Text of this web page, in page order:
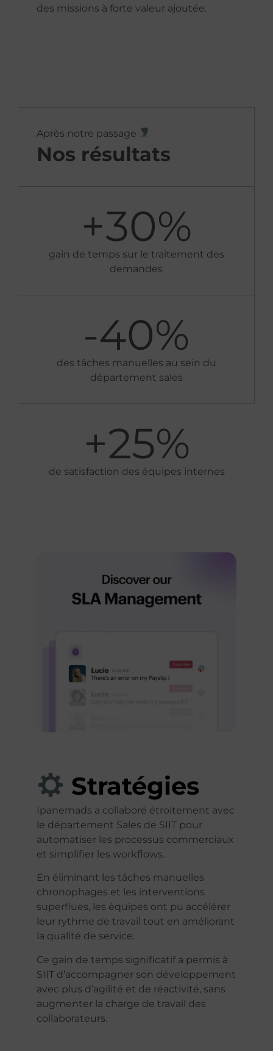
des missions à forte valeur ajoutée.
Après notre passage
Nos résultats
+30%
gain de temps sur le traitement des
demandes
-40%
des tâches manuelles au sein du
département sales
+25%
de satisfaction des équipes internes
Stratégies
Ipanemads a collaboré étroitement avec
le département Sales de SIIT pour
automatiser les processus commerciaux
et simplifier les workflows.
En éliminant les tâches manuelles
chronophages et les interventions
superflues, les équipes ont pu accélérer
leur rythme de travail tout en améliorant
la qualité de service.
Ce gain de temps significatif a permis à
SIIT d’accompagner son développement
avec plus d’agilité et de réactivité, sans
augmenter la charge de travail des
collaborateurs.